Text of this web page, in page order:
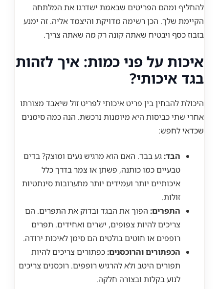
להחליף ומהם הפריטים שבאמת ישדרגו את המלתחה
הקיימת שלך. הכן רשימה מדויקת והיצמד אליה. זה ימנע
בזבוז כסף ויבטיח שאתה קונה רק מה שאתה צריך.
איכות על פני כמות: איך לזהות
בגד איכותי?
היכולת להבחין בין פריט איכותי לפריט זול שיאבד מצורתו
אחרי שתי כביסות היא מיומנות נרכשת. הנה כמה סימנים
שכדאי לחפש:
הבד: גע בבד. האם הוא מרגיש נעים ומוצק? בדים
טבעיים כמו כותנה, פשתן או צמר בדרך כלל
איכותיים יותר ועמידים יותר מתערובות סינתטיות
זולות.
התפרים: הפוך את הבגד ובדוק את התפרים. הם
צריכים להיות צפופים, ישרים ואחידים. תפרים
רופפים או חוטים בולטים הם סימן לאיכות ירודה.
הכפתורים והרוכסנים: כפתורים צריכים להיות
תפורים היטב ולא להרגיש רופפים. רוכסנים צריכים
לנוע בקלות ובצורה חלקה.